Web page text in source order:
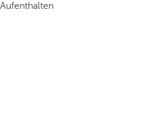
Aufenthalten